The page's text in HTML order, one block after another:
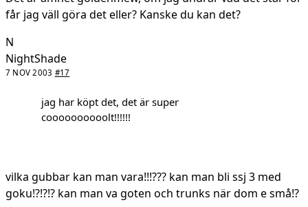
får jag väll göra det eller? Kanske du kan det?
N
NightShade
7 NOV 2003 #17
jag har köpt det, det är super
coooooooooolt!!!!!!
vilka gubbar kan man vara!!!??? kan man bli ssj 3 med
goku!?!?!? kan man va goten och trunks när dom e små!?